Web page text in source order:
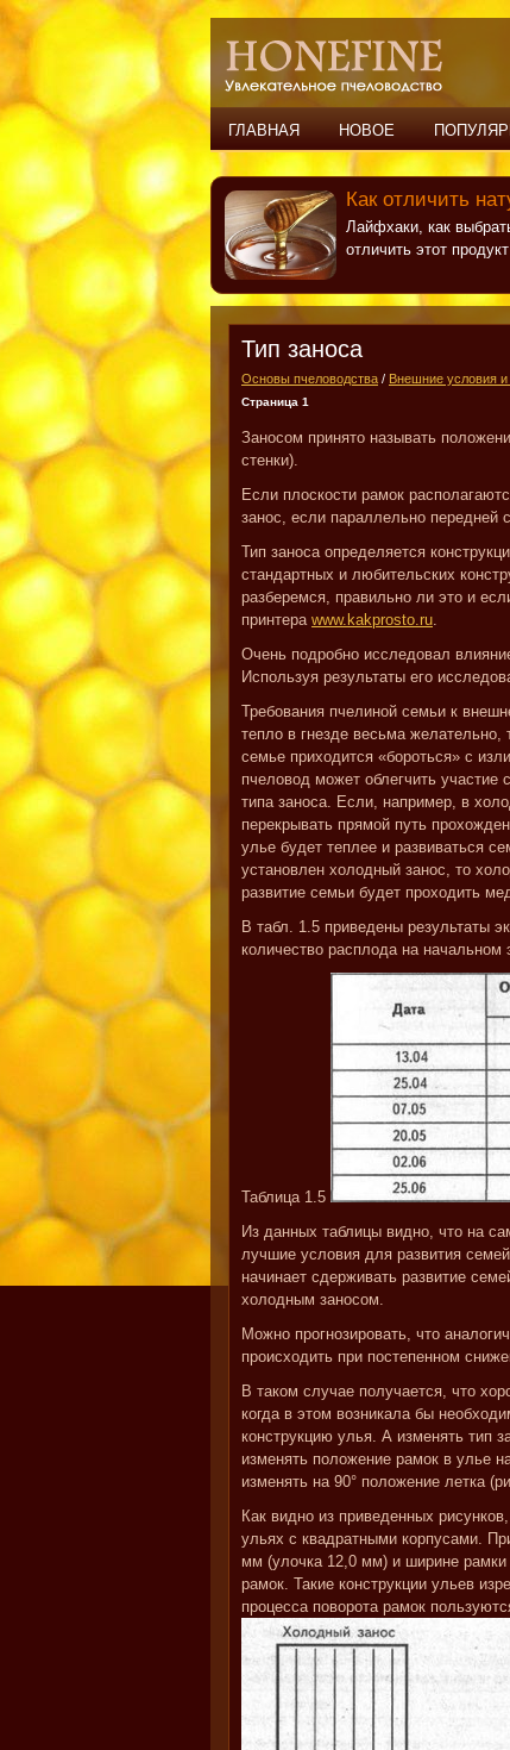
ГЛАВНАЯ НОВОЕ
Как отличить
Лайфхаки, как
отличить этот
Тип заноса
Основы пчеловодства / Внешние условия и
Страница 1
Заносом принято называть
стенки).
Если плоскости рамок
занос, если параллельно передней
Тип заноса определяется
стандартных и любительских
разберемся, правильно ли это и
принтера www.kakprosto.ru.
Очень подробно исследовал
Используя результаты его
Требования пчелиной семьи к
тепло в гнезде весьма желательно,
семье приходится «бороться» с
пчеловод может облегчить участие
типа заноса. Если, например, в
перекрывать прямой путь
улье будет теплее и развиваться
установлен холодный занос, то
развитие семьи будет проходить
В табл. 1.5 приведены результаты
количество расплода на
Таблица 1.5
Из данных таблицы видно, что на
лучшие условия для развития
начинает сдерживать развитие
холодным заносом.
Можно прогнозировать, что
происходить при постепенном
В таком случае получается, что
когда в этом возникала бы
конструкцию улья. А изменять тип
изменять положение рамок в улье
изменять на 90° положение летка
Как видно из приведенных
ульях с квадратными корпусами.
мм (улочка 12,0 мм) и ширине
рамок. Такие конструкции ульев
процесса поворота рамок